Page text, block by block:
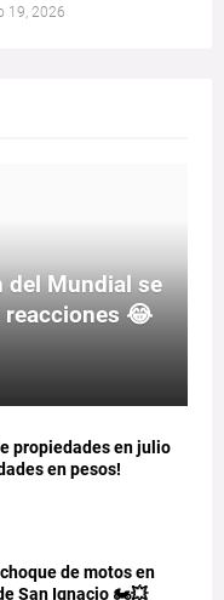
19, 2026
del Mundial se
reacciones 😂
propiedades en julio
en pesos!
de motos en
San Ignacio 🏍️💥